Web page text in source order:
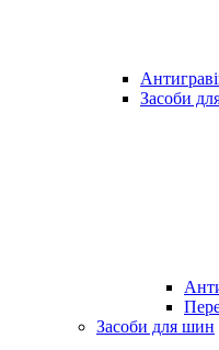
Засоби
Засоби для шин